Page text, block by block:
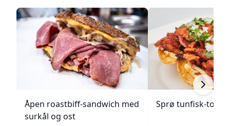
Åpen roastbiff-sandwich med
surkål og ost
Sprø tunfisk-